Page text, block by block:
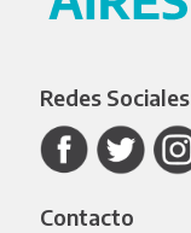
Redes Sociales
Contacto